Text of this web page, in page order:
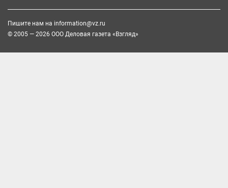
Пишите нам на information@vz.ru
© 2005 — 2026 ООО Деловая газета «Взгляд»